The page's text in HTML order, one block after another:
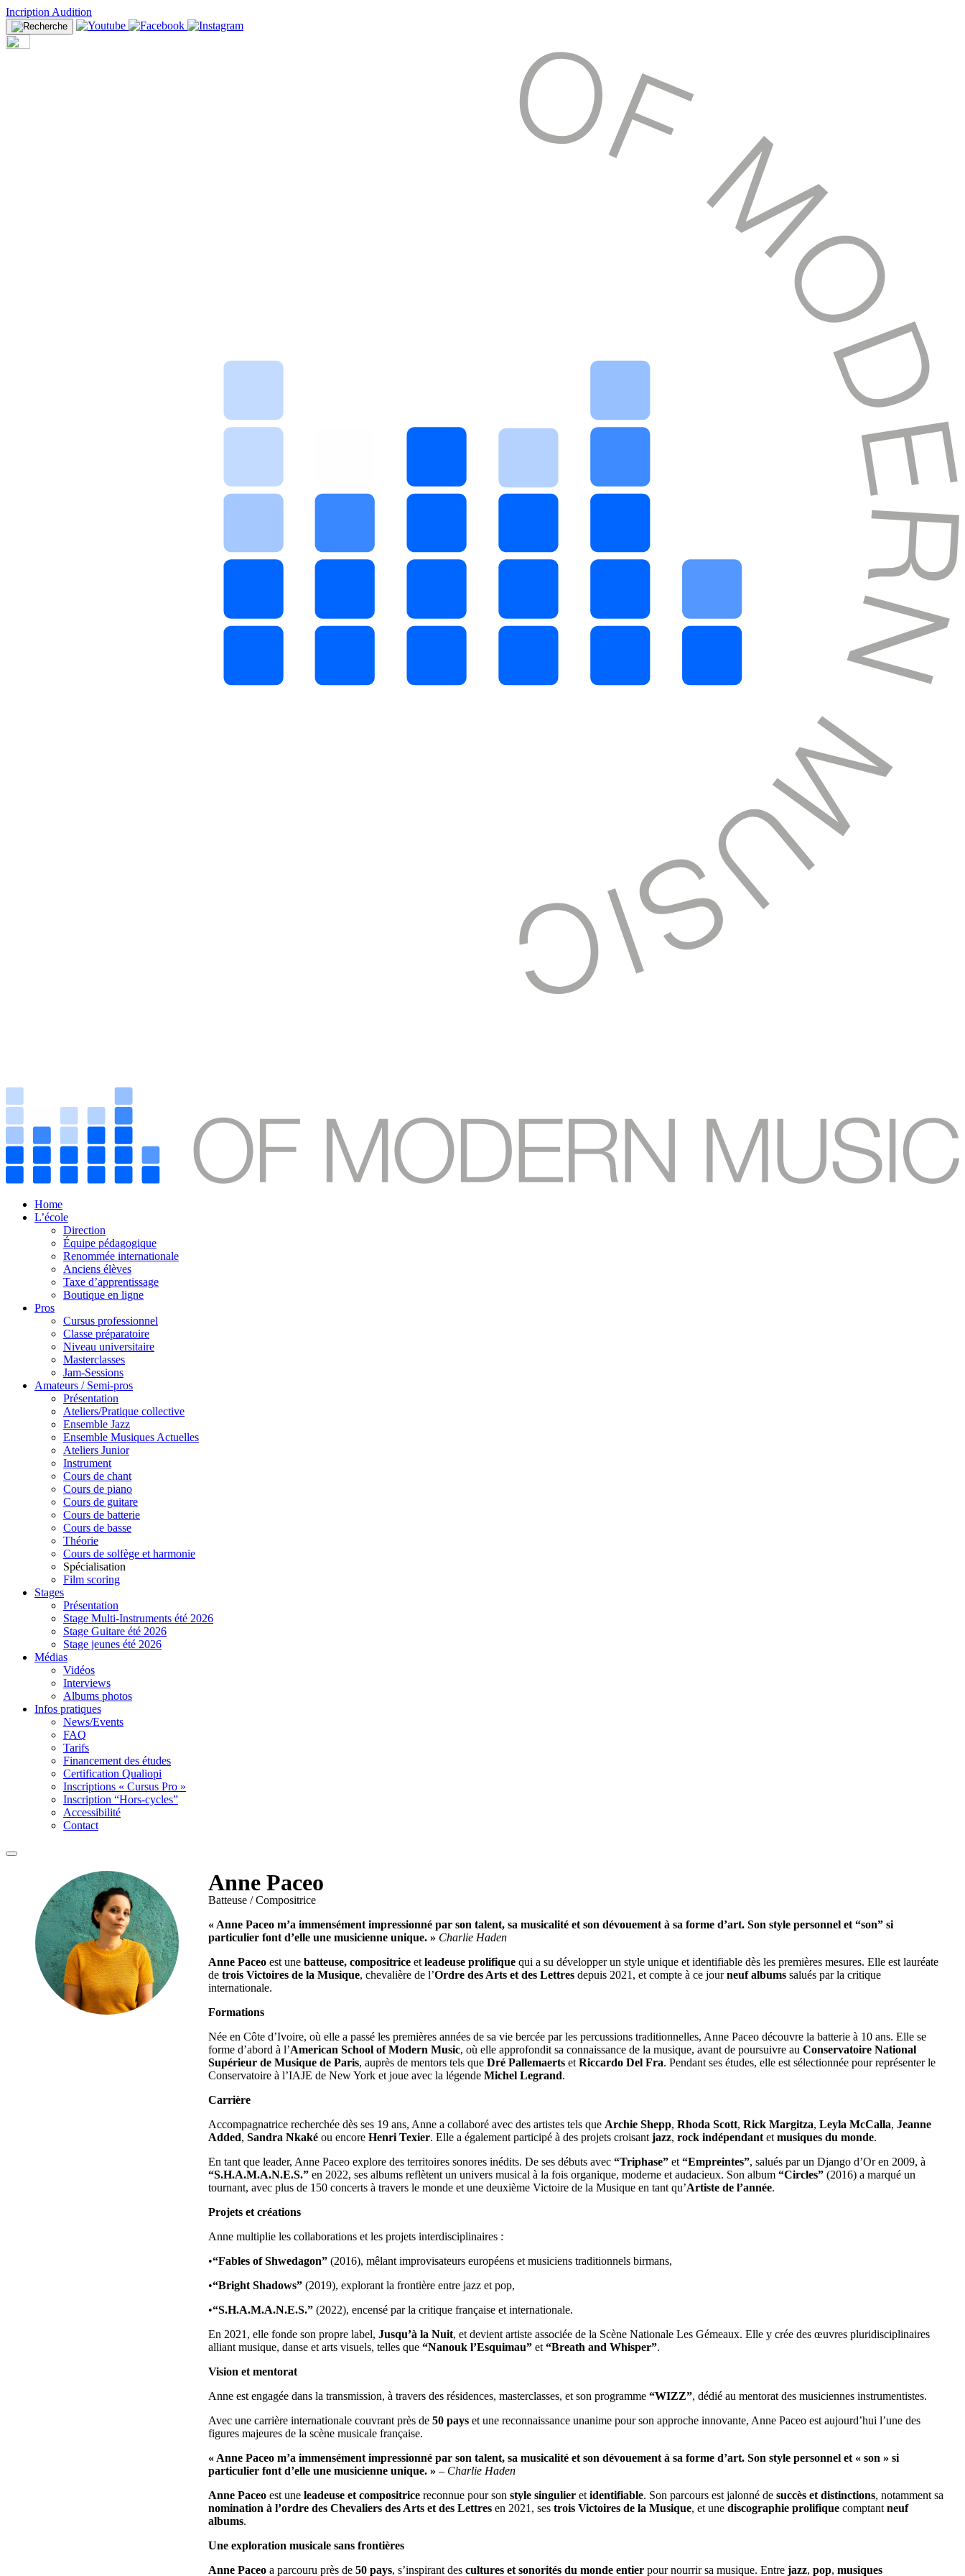
Incription Audition
Home
L’école
Direction
Équipe pédagogique
Renommée internationale
Anciens élèves
Taxe d’apprentissage
Boutique en ligne
Pros
Cursus professionnel
Classe préparatoire
Niveau universitaire
Masterclasses
Jam-Sessions
Amateurs / Semi-pros
Présentation
Ateliers/Pratique collective
Ensemble Jazz
Ensemble Musiques Actuelles
Ateliers Junior
Instrument
Cours de chant
Cours de piano
Cours de guitare
Cours de batterie
Cours de basse
Théorie
Cours de solfège et harmonie
Spécialisation
Film scoring
Stages
Présentation
Stage Multi-Instruments été 2026
Stage Guitare été 2026
Stage jeunes été 2026
Médias
Vidéos
Interviews
Albums photos
Infos pratiques
News/Events
FAQ
Tarifs
Financement des études
Certification Qualiopi
Inscriptions « Cursus Pro »
Inscription “Hors-cycles”
Accessibilité
Contact
Anne Paceo
Batteuse / Compositrice
« Anne Paceo m’a immensément impressionné par son talent, sa musicalité et son dévouement à sa forme d’art. Son style personnel et “son” si
particulier font d’elle une musicienne unique. » Charlie Haden
Anne Paceoest une batteuse, compositriceet leadeuse prolifiquequi a su développer un style unique et identifiable dès les premières mesures. Elle est lauréate
de trois Victoires de la Musique, chevalière de l’Ordre des Arts et des Lettresdepuis 2021, et compte à ce journeuf albumssalués par la critique
internationale.
Formations
Née en Côte d’Ivoire, où elle a passé les premières années de sa vie bercée par les percussions traditionnelles, Anne Paceo découvre la batterie à 10 ans. Elle se
forme d’abord à l’American School of Modern Music, où elle approfondit sa connaissance de la musique, avant de poursuivre au Conservatoire National
Supérieur de Musique de Paris, auprès de mentors tels que Dré Pallemaertset Riccardo Del Fra. Pendant ses études, elle est sélectionnée pour représenter le
Conservatoire à l’IAJE de New York et joue avec la légende Michel Legrand.
Carrière
Accompagnatrice recherchée dès ses 19 ans, Anne a collaboré avec des artistes tels que Archie Shepp, Rhoda Scott, Rick Margitza, Leyla McCalla, Jeanne
Added, Sandra Nkakéou encore Henri Texier. Elle a également participé à des projets croisant jazz, rock indépendantet musiques du monde.
En tant que leader, Anne Paceo explore des territoires sonores inédits. De ses débuts avec “Triphase”et “Empreintes”, salués par un Django d’Or en 2009, à
“S.H.A.M.A.N.E.S.”en 2022, ses albums reflètent un univers musical à la fois organique, moderne et audacieux. Son album “Circles”(2016) a marqué un
tournant, avec plus de 150 concerts à travers le monde et une deuxième Victoire de la Musique en tant qu’Artiste de l’année.
Projets et créations
Anne multiplie les collaborations et les projets interdisciplinaires :
•“Fables of Shwedagon”(2016), mêlant improvisateurs européens et musiciens traditionnels birmans,
•“Bright Shadows”(2019), explorant la frontière entre jazz et pop,
•“S.H.A.M.A.N.E.S.”(2022), encensé par la critique française et internationale.
En 2021, elle fonde son propre label, Jusqu’à la Nuit, et devient artiste associée de la Scène Nationale Les Gémeaux. Elle y crée des œuvres pluridisciplinaires
alliant musique, danse et arts visuels, telles que “Nanouk l’Esquimau”et “Breath and Whisper”.
Vision et mentorat
Anne est engagée dans la transmission, à travers des résidences, masterclasses, et son programme “WIZZ”, dédié au mentorat des musiciennes instrumentistes.
Avec une carrière internationale couvrant près de 50 payset une reconnaissance unanime pour son approche innovante, Anne Paceo est aujourd’hui l’une des
figures majeures de la scène musicale française.
« Anne Paceo m’a immensément impressionné par son talent, sa musicalité et son dévouement à sa forme d’art. Son style personnel et « son » si
particulier font d’elle une musicienne unique. » – Charlie Haden
Anne Paceoest une leadeuse et compositricereconnue pour son style singulieret identifiable. Son parcours est jalonné de succès et distinctions, notamment sa
nomination à l’ordre des Chevaliers des Arts et des Lettresen 2021, ses trois Victoires de la Musique, et une discographie prolifiquecomptant neuf
albums.
Une exploration musicale sans frontières
Anne Paceoa parcouru près de 50 pays, s’inspirant des cultures et sonorités du monde entierpour nourrir sa musique. Entre jazz, pop, musiques